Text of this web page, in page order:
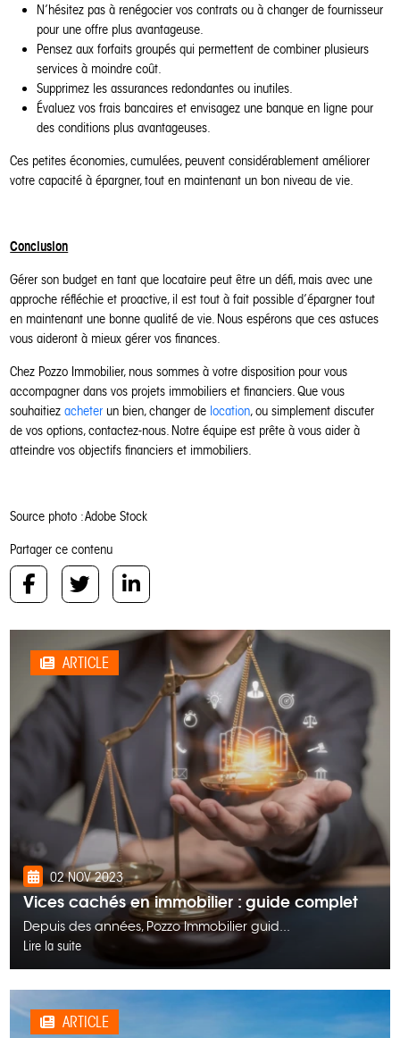
N’hésitez pas à renégocier vos contrats ou à changer de fournisseur
pour une offre plus avantageuse.
Pensez aux forfaits groupés qui permettent de combiner plusieurs
services à moindre coût.
Supprimez les assurances redondantes ou inutiles.
Évaluez vos frais bancaires et envisagez une banque en ligne pour
des conditions plus avantageuses.
Ces petites économies, cumulées, peuvent considérablement améliorer
votre capacité à épargner, tout en maintenant un bon niveau de vie.
Conclusion
Gérer son budget en tant que locataire peut être un défi, mais avec une
approche réfléchie et proactive, il est tout à fait possible d’épargner tout
en maintenant une bonne qualité de vie. Nous espérons que ces astuces
vous aideront à mieux gérer vos finances.
Chez Pozzo Immobilier, nous sommes à votre disposition pour vous
accompagner dans vos projets immobiliers et financiers. Que vous
souhaitiezacheter un bien, changer de location, ou simplement discuter
de vos options, contactez-nous. Notre équipe est prête à vous aider à
atteindre vos objectifs financiers et immobiliers.
Source photo : Adobe Stock
Partager ce contenu
ARTICLE
02 NOV 2023
Vices cachés en immobilier : guide complet
Depuis des années, Pozzo Immobilier guid...
Lire la suite
ARTICLE